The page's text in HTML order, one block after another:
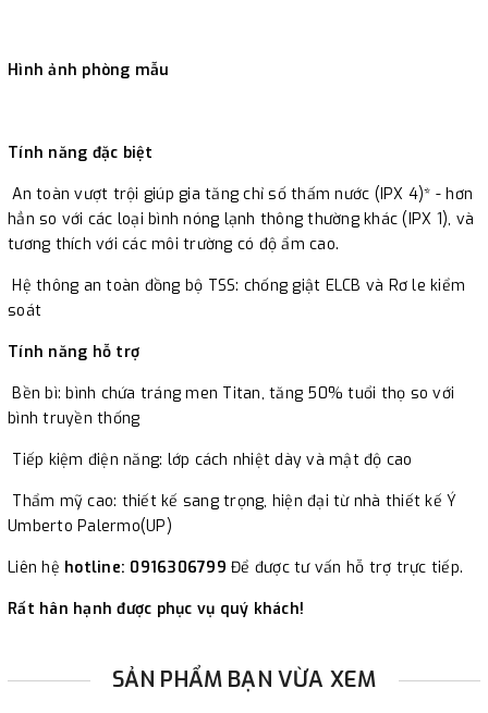
Hình ảnh phòng mẫu
Tính năng đặc biệt
An toàn vượt trội giúp gia tăng chỉ số thấm nước (IPX 4)* - hơn
hẳn so với các loại bình nóng lạnh thông thường khác (IPX 1), và
tương thích với các môi trường có độ ẩm cao.
Hệ thông an toàn đồng bộ TSS: chống giật ELCB và Rơ le kiểm
soát
Tính năng hỗ trợ
Bền bì: bình chứa tráng men Titan, tăng 50% tuổi thọ so với
bình truyền thống
Tiếp kiệm điện năng: lớp cách nhiệt dày và mật độ cao
Thẩm mỹ cao: thiết kế sang trọng, hiện đại từ nhà thiết kế Ý
Umberto Palermo(UP)
Liên hệ hotline: 0916306799 Để được tư vấn hỗ trợ trực tiếp.
Rất hân hạnh được phục vụ quý khách!
SẢN PHẨM BẠN VỪA XEM